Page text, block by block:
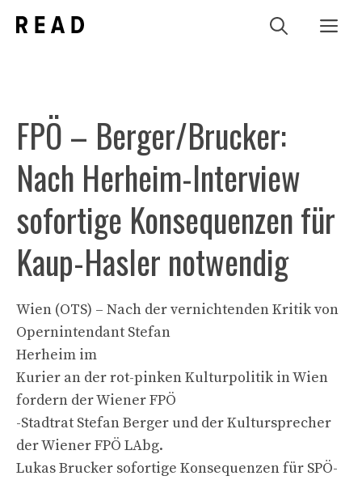
Inhalt
FPÖ – Berger/Brucker:
Nach Herheim-Interview
sofortige Konsequenzen für
Kaup-Hasler notwendig
Wien (OTS) – Nach der vernichtenden Kritik von
Opernintendant Stefan
Herheim im
Kurier an der rot-pinken Kulturpolitik in Wien
fordern der Wiener FPÖ
-Stadtrat Stefan Berger und der Kultursprecher
der Wiener FPÖ LAbg.
Lukas Brucker sofortige Konsequenzen für SPÖ-